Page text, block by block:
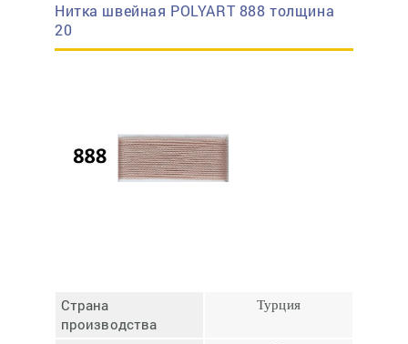
простую регистрацию
Нитка швейная POLYART 888 толщина
20
Страна
производства
Турция
Ваш вопрос: